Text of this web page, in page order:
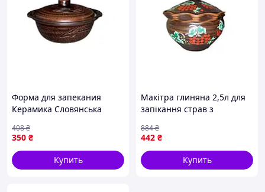
Форма для запекания
Керамика Словянська
см коричневый ID 5194764
350 ₴
408₴
Купить
Макітра глиняна 2,5л для
запікання страв з
кераміка ТМ ЕТНО
КЕРАМІКА
442 ₴
884₴
Купить